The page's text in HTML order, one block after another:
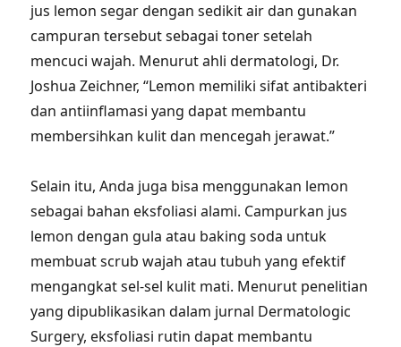
jus lemon segar dengan sedikit air dan gunakan
campuran tersebut sebagai toner setelah
mencuci wajah. Menurut ahli dermatologi, Dr.
Joshua Zeichner, “Lemon memiliki sifat antibakteri
dan antiinflamasi yang dapat membantu
membersihkan kulit dan mencegah jerawat.”
Selain itu, Anda juga bisa menggunakan lemon
sebagai bahan eksfoliasi alami. Campurkan jus
lemon dengan gula atau baking soda untuk
membuat scrub wajah atau tubuh yang efektif
mengangkat sel-sel kulit mati. Menurut penelitian
yang dipublikasikan dalam jurnal Dermatologic
Surgery, eksfoliasi rutin dapat membantu